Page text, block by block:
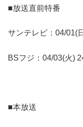
■放送直前特番
サンテレビ：04/01(
BSフジ：04/03(火)
■本放送